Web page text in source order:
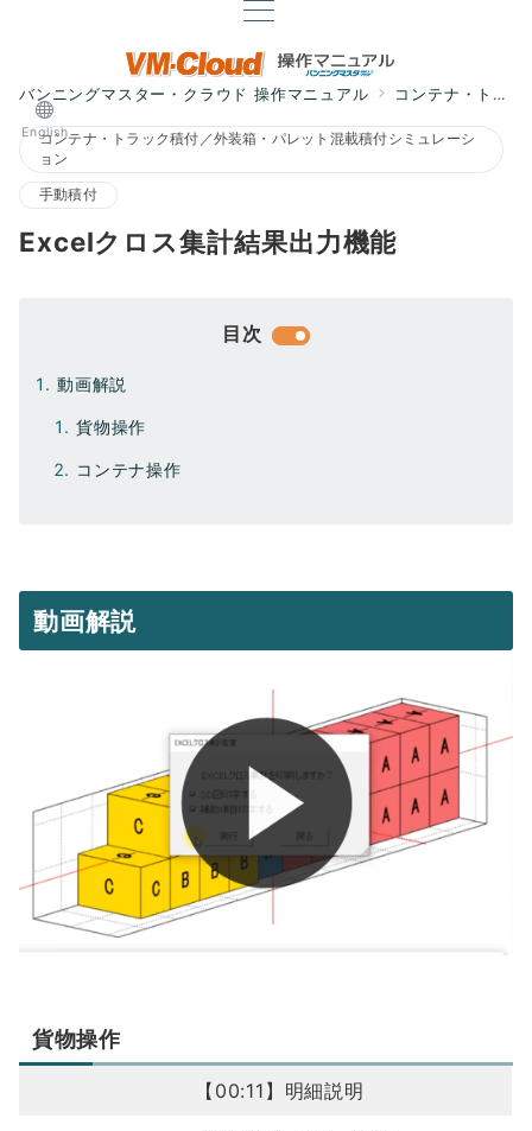
English
バンニングマスター・クラウド 操作マニュアル コンテナ・トラック積付／外装箱・パレット混載積付シミュレーション
コンテナ・トラック積付／外装箱・パレット混載積付シミュレーシ
ョン
手動積付
Excelクロス集計結果出力機能
目次
動画解説
貨物操作
コンテナ操作
動画解説
貨物操作
【00:11】明細説明